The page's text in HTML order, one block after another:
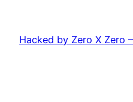
content
Hacked by Zero X Zero